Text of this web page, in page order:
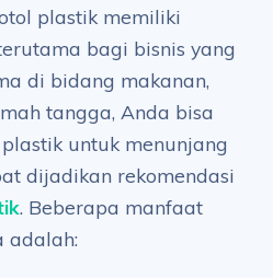
plastik memiliki
bagi bisnis yang
di bidang makanan,
tangga, Anda bisa
untuk menunjang
dijadikan rekomendasi
. Beberapa manfaat
adalah: